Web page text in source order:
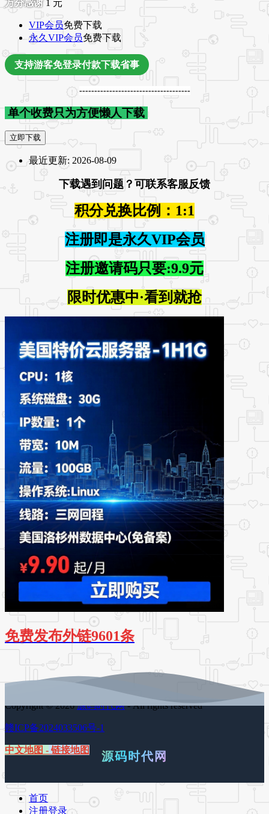
1 元
VIP会员免费下载
永久VIP会员免费下载
支持游客免登录付款下载省事
-------------------------------------
单个收费只为方便懒人下载
立即下载
最近更新: 2026-08-09
下载遇到问题？可联系客服反馈
积分兑换比例：1:1
注册即是永久VIP会员
注册邀请码只要:9.9元
限时优惠中·看到就抢
免费发布外链9601条
Copyright © 2026源码时代网- All rights reserved
赣ICP备2024033506号-1
中文地图 - 链接地图 源码时代网
首页
注册登录